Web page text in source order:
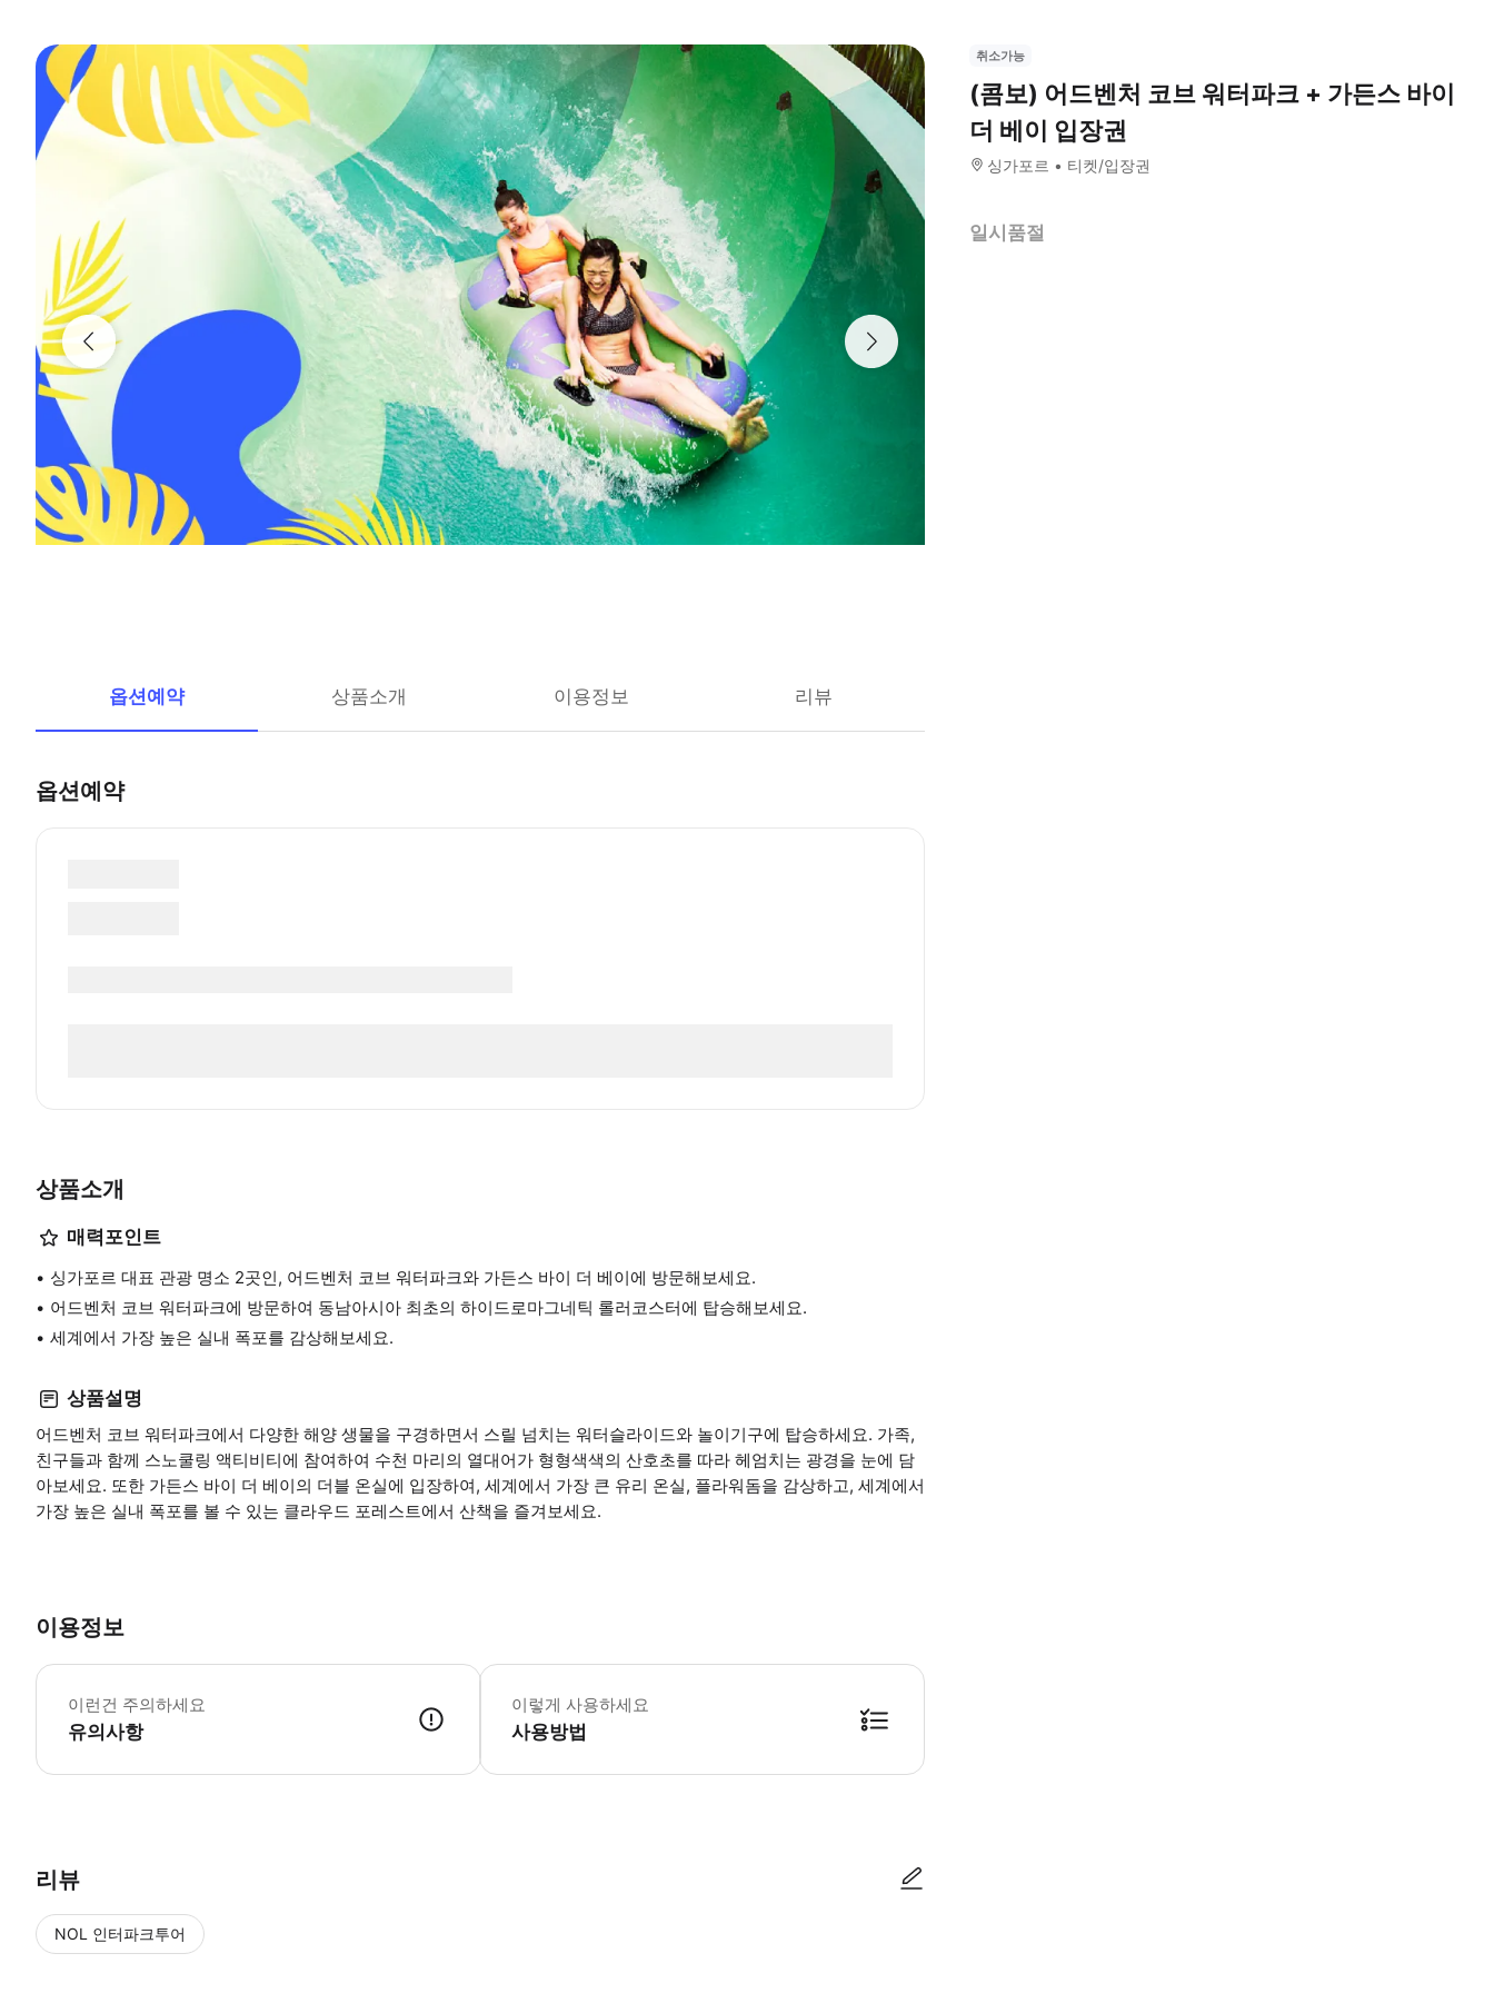
옵션예약 상품소개 이용정보 리뷰
옵션예약
상품소개
매력포인트
싱가포르 대표 관광 명소 2곳인, 어드벤처 코브 워터파크와 가든스 바이 더 베이에 방문해보세요.
어드벤처 코브 워터파크에 방문하여 동남아시아 최초의 하이드로마그네틱 롤러코스터에 탑승해보세요.
세계에서 가장 높은 실내 폭포를 감상해보세요.
상품설명
어드벤처 코브 워터파크에서 다양한 해양 생물을 구경하면서 스릴 넘치는 워터슬라이드와 놀이기구에 탑승하세요. 가족,
친구들과 함께 스노쿨링 액티비티에 참여하여 수천 마리의 열대어가 형형색색의 산호초를 따라 헤엄치는 광경을 눈에 담
아보세요. 또한 가든스 바이 더 베이의 더블 온실에 입장하여, 세계에서 가장 큰 유리 온실, 플라워돔을 감상하고, 세계에서
가장 높은 실내 폭포를 볼 수 있는 클라우드 포레스트에서 산책을 즐겨보세요.
이용정보
이런건 주의하세요
유의사항
어린이 규정 -3세 미만 어린이는 무료입니다. 필수 안내 -방문 전 공식 웹사이트에서 어트랙션 운영 시간을 확인해주세요. ---- *어드벤처 코브 워터파크
이렇게 사용하세요
사용방법
리뷰
NOL 인터파크투어
취소가능
(콤보) 어드벤처 코브 워터파크 + 가든스 바이
더 베이 입장권
싱가포르 티켓/입장권
일시품절